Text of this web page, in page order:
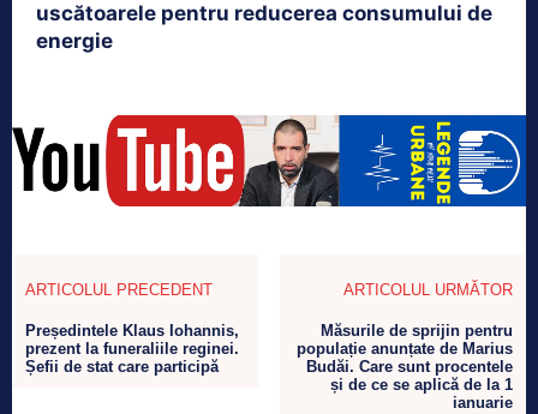
uscătoarele pentru reducerea consumului de
energie
ARTICOLUL PRECEDENT
Președintele Klaus Iohannis,
prezent la funeraliile reginei.
Șefii de stat care participă
ARTICOLUL URMĂTOR
Măsurile de sprijin pentru
populație anunțate de Marius
Budăi. Care sunt procentele
și de ce se aplică de la 1
ianuarie